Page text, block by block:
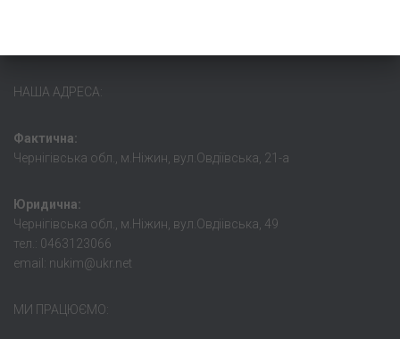
НАША АДРЕСА:
Фактична:
Чернігівська обл., м.Ніжин, вул.Овдіївська, 21-а
Юридична:
Чернігівська обл., м.Ніжин, вул.Овдіівська, 49
тел.: 0463123066
email: nukim@ukr.net
МИ ПРАЦЮЄМО: